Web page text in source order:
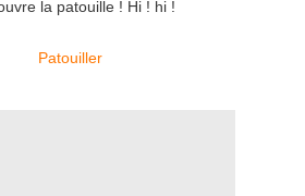
la patouille ! Hi ! hi !